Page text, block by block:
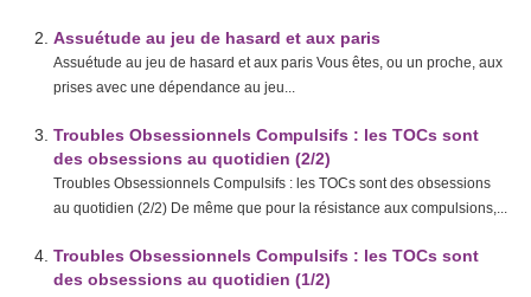
Assuétude au jeu de hasard et aux paris
Assuétude au jeu de hasard et aux paris Vous êtes, ou un proche, aux
prises avec une dépendance au jeu...
Troubles Obsessionnels Compulsifs : les TOCs sont
des obsessions au quotidien (2/2)
Troubles Obsessionnels Compulsifs : les TOCs sont des obsessions
au quotidien (2/2) De même que pour la résistance aux compulsions,...
Troubles Obsessionnels Compulsifs : les TOCs sont
des obsessions au quotidien (1/2)